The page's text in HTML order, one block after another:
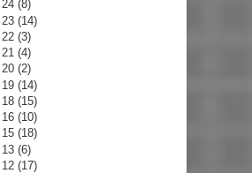
24(8)
23(14)
22(3)
21(4)
20(2)
19(14)
18(15)
16(10)
15(18)
13(6)
12(17)